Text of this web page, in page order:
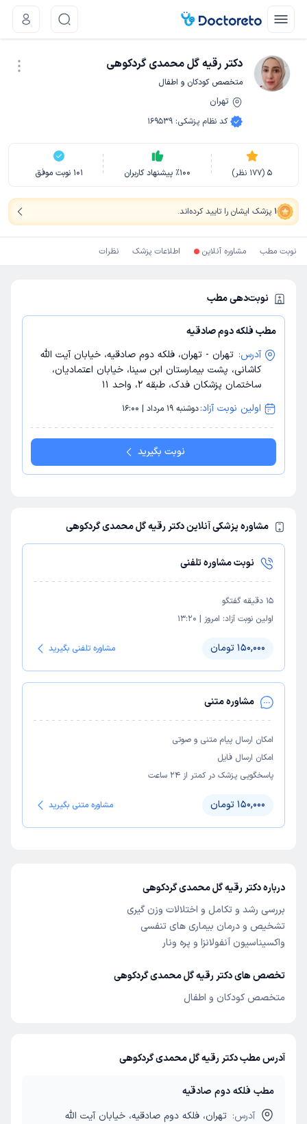
دکتر رقیه گل محمدی گردکوهی
متخصص کودکان و اطفال
تهران
کد نظام پزشکی:
169539
5
(
177 نظر) ٪100 پیشنهاد کاربران 101 نوبت موفق
1 پزشک ایشان را تایید کرده‌اند.
نوبت مطب مشاوره آنلاین اطلاعات پزشک نظرات
نوبت‌دهی مطب
مطب فلکه دوم صادقیه
آدرس: تهران - تهران، فلکه دوم صادقیه، خیابان آیت الله
کاشانی، پشت بیمارستان ابن سینا، خیابان اعتمادیان،
ساختمان پزشکان فدک، طبقه 2، واحد 11
اولین نوبت آزاد:دوشنبه 19 مرداد | 16:00
نوبت بگیرید
مشاوره پزشکی آنلاین دکتر رقیه گل محمدی گردکوهی
نوبت مشاوره تلفنی
15 دقیقه گفتگو
اولین نوبت آزاد: امروز |
13:20
150,000 تومان مشاوره تلفنی بگیرید
مشاوره متنی
امکان ارسال پیام متنی و صوتی
امکان ارسال فایل
پاسخگویی پزشک در کمتر از ۲۴ ساعت
150,000 تومان مشاوره متنی بگیرید
درباره دکتر رقیه گل محمدی گردکوهی
بررسی رشد و تکامل و اختلالات وزن گیری
تشخیص و درمان بیماری های تنفسی
واکسیناسیون آنفولانزا و پره ونار
تخصص های دکتر رقیه گل محمدی گردکوهی
متخصص کودکان و اطفال
آدرس مطب دکتر رقیه گل محمدی گردکوهی
مطب فلکه دوم صادقیه
آدرس: تهران، فلکه دوم صادقیه، خیابان آیت الله